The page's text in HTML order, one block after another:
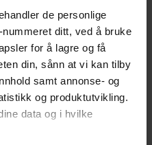
de personlige
ditt, ved å bruke
for å lagre og få
din, sånn at vi kan tilby
samt annonse- og
og produktutvikling.
data og i hvilke
i medieteknologi gjennom
(Södertörn University
pedagogikk ved
for mennesker og
av å løse problemer og
å være på kjøkkenet og